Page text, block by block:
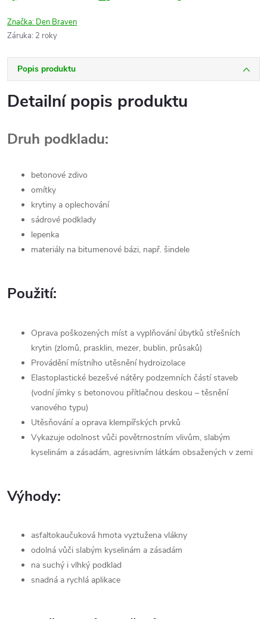
Značka: Den Braven
Záruka: 2 roky
Popis produktu
Detailní popis produktu
Druh podkladu:
betonové zdivo
omítky
krytiny a oplechování
sádrové podklady
lepenka
materiály na bitumenové bázi, např. šindele
Použití:
Oprava poškozených míst a vyplňování úbytků střešních
krytin (zlomů, prasklin, mezer, bublin, průsaků)
Provádění místního utěsnění hydroizolace
Elastoplastické bezešvé nátěry podzemních částí staveb
(vodní jímky s betonovou přítlačnou deskou – těsnění
vanového typu)
Utěsňování a oprava klempířských prvků
Vykazuje odolnost vůči povětrnostním vlivům, slabým
kyselinám a zásadám, agresivním látkám obsažených v zemi
Výhody:
asfaltokaučuková hmota vyztužena vlákny
odolná vůči slabým kyselinám a zásadám
na suchý i vlhký podklad
snadná a rychlá aplikace